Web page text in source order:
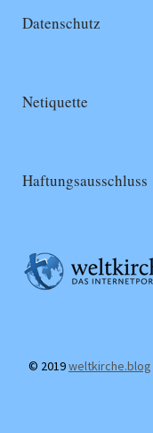
Datenschutz
Netiquette
Haftungsausschluss
© 2019weltkirche.blog